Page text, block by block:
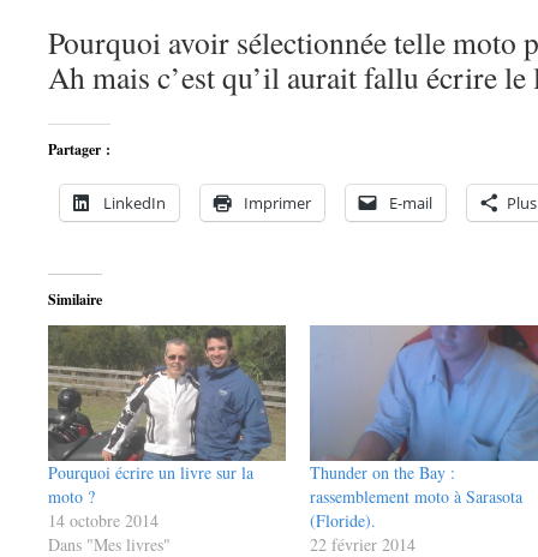
Pourquoi avoir sélectionnée telle moto
Ah mais c’est qu’il aurait fallu écrire
Partager :
LinkedIn Imprimer E-mail Plus
Similaire
Pourquoi écrire un livre sur la
moto ?
14 octobre 2014
Dans "Mes livres"
Thunder on the Bay :
rassemblement moto à Sarasota
(Floride).
22 février 2014